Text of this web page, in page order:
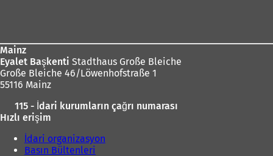
k
m
e
ı
Mainz
Eyalet Başkenti Stadthaus Große Bleiche
Große Bleiche 46/Löwenhofstraße 1
55116 Mainz
115 - İdari kurumların çağrı numarası
Hızlı erişim
İdari organizasyon
Basın Bültenleri